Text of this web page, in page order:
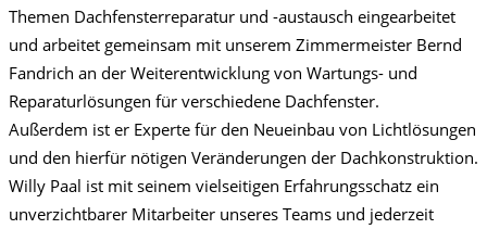
Themen Dachfensterreparatur und -austausch eingearbeitet
und arbeitet gemeinsam mit unserem Zimmermeister Bernd
Fandrich an der Weiterentwicklung von Wartungs- und
Reparaturlösungen für verschiedene Dachfenster.
Außerdem ist er Experte für den Neueinbau von Lichtlösungen
und den hierfür nötigen Veränderungen der Dachkonstruktion.
Willy Paal ist mit seinem vielseitigen Erfahrungsschatz ein
unverzichtbarer Mitarbeiter unseres Teams und jederzeit